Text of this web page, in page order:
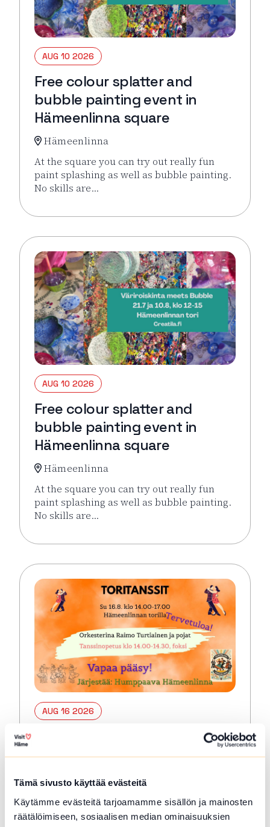
Tämä sivusto käyttää evästeitä
Käytämme evästeitä tarjoamamme sisällön ja mainosten
räätälöimiseen, sosiaalisen median ominaisuuksien
AUG 10 2026
Free colour splatter and
bubble painting event in
Hämeenlinna square
Hämeenlinna
At the square you can try out really fun
paint splashing as well as bubble painting.
No skills are…
Read more about the event Free colour splatter
AUG 10 2026
Free colour splatter and
bubble painting event in
Hämeenlinna square
Hämeenlinna
At the square you can try out really fun
paint splashing as well as bubble painting.
No skills are…
Read more about the event Free colour splatter
AUG 16 2026
Free Market square dance
Hämeenlinna
Free open-air dances for people of all ages
dancing. At the beginning of…